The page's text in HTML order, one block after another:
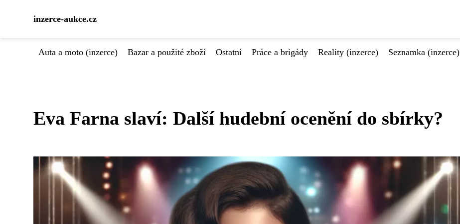
inzerce-aukce.cz
Auta a moto (inzerce) Bazar a použité zboží Ostatní Práce a brigády Reality (inzerce) Seznamka (inzerce)
Eva Farna slaví: Další hudební ocenění do sbírky?